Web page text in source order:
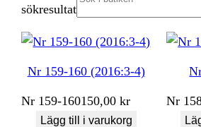
sökresultat
Nr 159-160 (2016:3-4)
Nr 159-160150,00kr
Lägg till i varukorg
Nr